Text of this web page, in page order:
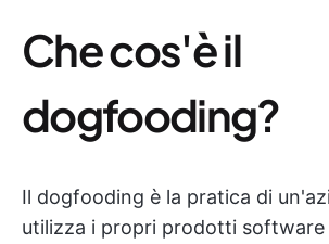
Che cos'è il
dogfooding?
Il dogfooding è la pratica di
utilizza i propri prodotti software